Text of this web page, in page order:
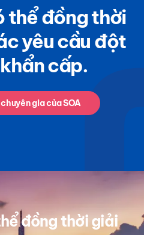
thể đồng thời
yêu cầu đột
cấp.
gia của SOA
đồng thời giải